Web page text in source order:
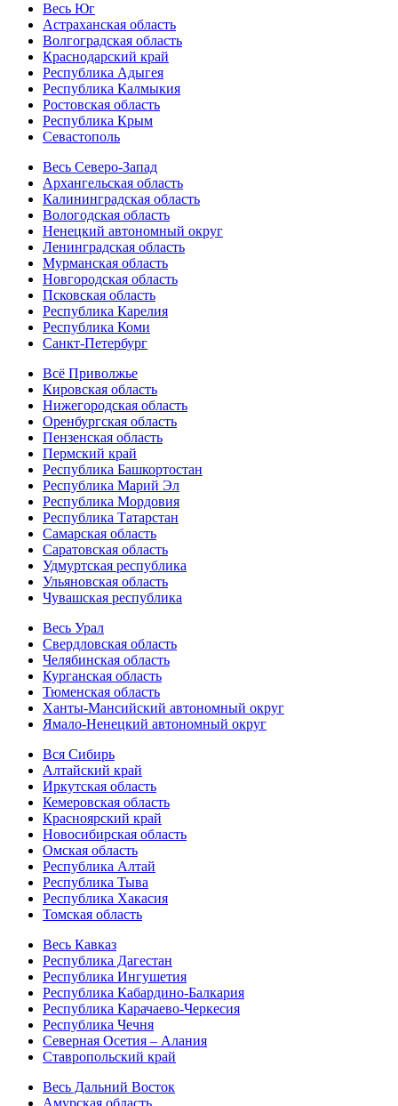
Весь Юг
Астраханская область
Волгоградская область
Краснодарский край
Республика Адыгея
Республика Калмыкия
Ростовская область
Республика Крым
Севастополь
Весь Северо-Запад
Архангельская область
Калининградская область
Вологодская область
Ненецкий автономный округ
Ленинградская область
Мурманская область
Новгородская область
Псковская область
Республика Карелия
Республика Коми
Санкт-Петербург
Всё Приволжье
Кировская область
Нижегородская область
Оренбургская область
Пензенская область
Пермский край
Республика Башкортостан
Республика Марий Эл
Республика Мордовия
Республика Татарстан
Самарская область
Саратовская область
Удмуртская республика
Ульяновская область
Чувашская республика
Весь Урал
Свердловская область
Челябинская область
Курганская область
Тюменская область
Ханты-Мансийский автономный округ
Ямало-Ненецкий автономный округ
Вся Сибирь
Алтайский край
Иркутская область
Кемеровская область
Красноярский край
Новосибирская область
Омская область
Республика Алтай
Республика Тыва
Республика Хакасия
Томская область
Весь Кавказ
Республика Дагестан
Республика Ингушетия
Республика Кабардино-Балкария
Республика Карачаево-Черкесия
Республика Чечня
Северная Осетия – Алания
Ставропольский край
Весь Дальний Восток
Амурская область